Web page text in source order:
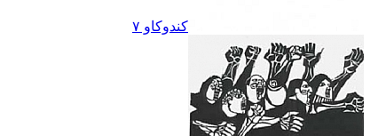
کندوکاو ۷